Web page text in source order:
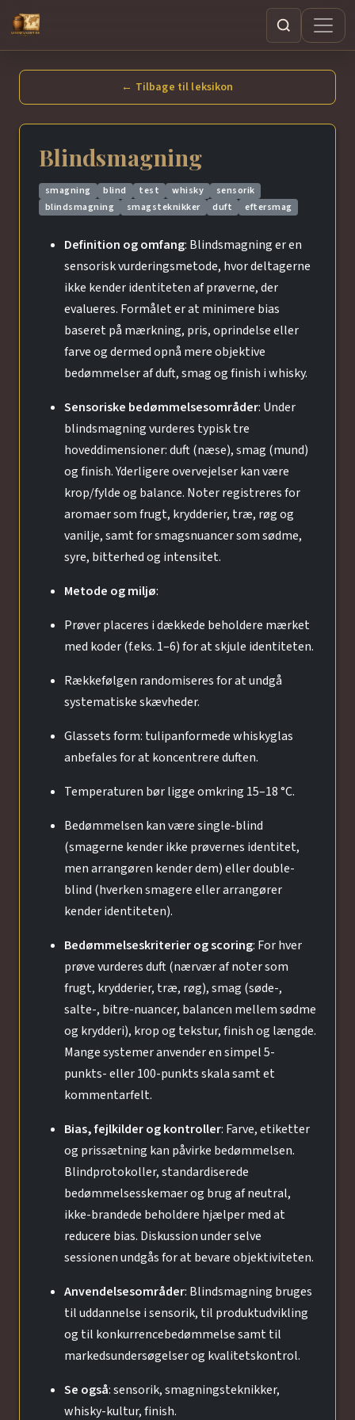
Søg
← Tilbage til leksikon
Blindsmagning
smagning blind test whisky
sensorik
blindsmagning
smagsteknikker duft eftersmag
Definition og omfang: Blindsmagning er en
sensorisk vurderingsmetode, hvor deltagerne
ikke kender identiteten af prøverne, der
evalueres. Formålet er at minimere bias
baseret på mærkning, pris, oprindelse eller
farve og dermed opnå mere objektive
bedømmelser af duft, smag og finish i whisky.
Sensoriske bedømmelsesområder: Under
blindsmagning vurderes typisk tre
hoveddimensioner: duft (næse), smag (mund)
og finish. Yderligere overvejelser kan være
krop/fylde og balance. Noter registreres for
aromaer som frugt, krydderier, træ, røg og
vanilje, samt for smagsnuancer som sødme,
syre, bitterhed og intensitet.
Metode og miljø:
Prøver placeres i dækkede beholdere mærket
med koder (f.eks. 1–6) for at skjule identiteten.
Rækkefølgen randomiseres for at undgå
systematiske skævheder.
Glassets form: tulipanformede whiskyglas
anbefales for at koncentrere duften.
Temperaturen bør ligge omkring 15–18 °C.
Bedømmelsen kan være single-blind
(smagerne kender ikke prøvernes identitet,
men arrangøren kender dem) eller double-
blind (hverken smagere eller arrangører
kender identiteten).
Bedømmelseskriterier og scoring: For hver
prøve vurderes duft (nærvær af noter som
frugt, krydderier, træ, røg), smag (søde-,
salte-, bitre-nuancer, balancen mellem sødme
og krydderi), krop og tekstur, finish og længde.
Mange systemer anvender en simpel 5-
punkts- eller 100-punkts skala samt et
kommentarfelt.
Bias, fejlkilder og kontroller: Farve, etiketter
og prissætning kan påvirke bedømmelsen.
Blindprotokoller, standardiserede
bedømmelsesskemaer og brug af neutral,
ikke-brandede beholdere hjælper med at
reducere bias. Diskussion under selve
sessionen undgås for at bevare objektiviteten.
Anvendelsesområder: Blindsmagning bruges
til uddannelse i sensorik, til produktudvikling
og til konkurrencebedømmelse samt til
markedsundersøgelser og kvalitetskontrol.
Se også: sensorik, smagningsteknikker,
whisky-kultur, finish.